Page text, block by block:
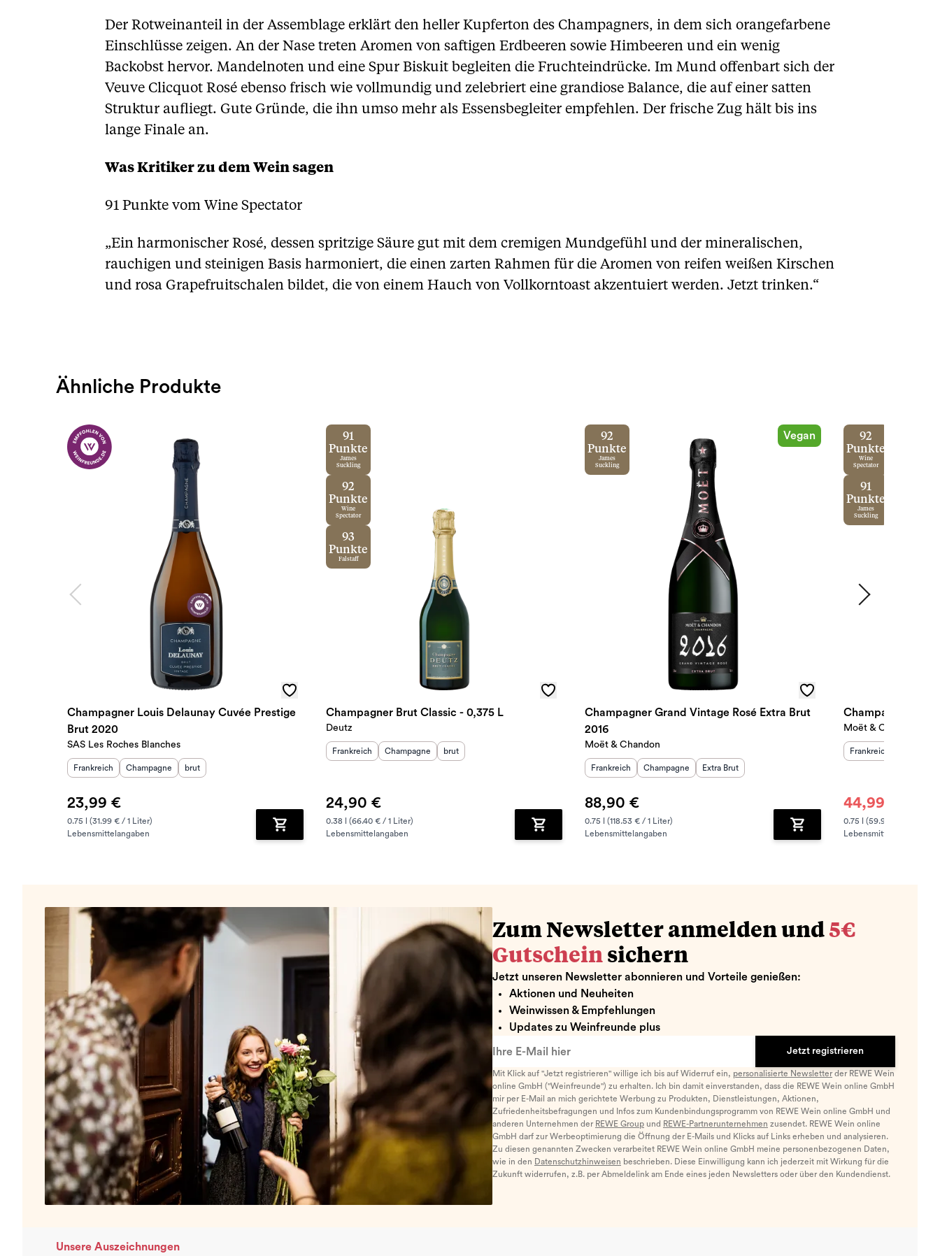
Der Rotweinanteil in der Assemblage erklärt den heller Kupferton des Champagners, in dem sich orangefarbene
Einschlüsse zeigen. An der Nase treten Aromen von saftigen Erdbeeren sowie Himbeeren und ein wenig
Backobst hervor. Mandelnoten und eine Spur Biskuit begleiten die Fruchteindrücke. Im Mund offenbart sich der
Veuve Clicquot Rosé ebenso frisch wie vollmundig und zelebriert eine grandiose Balance, die auf einer satten
Struktur aufliegt. Gute Gründe, die ihn umso mehr als Essensbegleiter empfehlen. Der frische Zug hält bis ins
lange Finale an.
Was Kritiker zu dem Wein sagen
91 Punkte vom Wine Spectator
„Ein harmonischer Rosé, dessen spritzige Säure gut mit dem cremigen Mundgefühl und der mineralischen,
rauchigen und steinigen Basis harmoniert, die einen zarten Rahmen für die Aromen von reifen weißen Kirschen
und rosa Grapefruitschalen bildet, die von einem Hauch von Vollkorntoast akzentuiert werden. Jetzt trinken.“
Ähnliche Produkte
Champagner Louis Delaunay Cuvée Prestige
Brut 2020
SAS Les Roches Blanches
Herkunftsland :
Frankreich Herkunftsregion:
Champagne Geschmack
brut
23,99 €
0.75 l (31.99 € / 1 Liter)
Lebensmittelangaben
Zum Warenkorb hinzufügen
91
Punkte
James
Suckling
92
Punkte
Wine
Spectator
93
Punkte
Falstaff
Champagner Brut Classic - 0,375 L
Deutz
Herkunftsland :
Frankreich Herkunftsregion:
Champagne Geschmack
brut
24,90 €
0.38 l (66.40 € / 1 Liter)
Lebensmittelangaben
Zum Warenkorb hinzufügen
92
Punkte
James
Suckling
Vegan
Champagner Grand Vintage Rosé Extra Brut
2016
Moët & Chandon
Herkunftsland :
Frankreich Herkunftsregion:
Champagne Geschmack
Extra Brut
88,90 €
0.75 l (118.53 € / 1 Liter)
Lebensmittelangaben
Zum Warenkorb hinzufügen
92
Punkte
Wine
Spectator
91
Punkte
James
Suckling
Champagner
Moët & Chandon
Herkunftsland
Frankreich
44,99 €
0.75 l (59.99 € / 1 Liter)
Lebensmittelangaben
Zum Newsletter anmelden und 5€
Gutschein sichern
Jetzt unseren Newsletter abonnieren und Vorteile genießen:
Aktionen und Neuheiten
Weinwissen & Empfehlungen
Updates zu Weinfreunde plus
Jetzt registrieren
Mit Klick auf "Jetzt registrieren" willige ich bis auf Widerruf ein, personalisierte Newsletterder REWE Wein
online GmbH ("Weinfreunde") zu erhalten. Ich bin damit einverstanden, dass die REWE Wein online GmbH
mir per E-Mail an mich gerichtete Werbung zu Produkten, Dienstleistungen, Aktionen,
Zufriedenheitsbefragungen und Infos zum Kundenbindungsprogramm von REWE Wein online GmbH und
anderen Unternehmen der REWE Group und REWE-Partnerunternehmen zusendet. REWE Wein online
GmbH darf zur Werbeoptimierung die Öffnung der E-Mails und Klicks auf Links erheben und analysieren.
Zu diesen genannten Zwecken verarbeitet REWE Wein online GmbH meine personenbezogenen Daten,
wie in den Datenschutzhinweisen beschrieben. Diese Einwilligung kann ich jederzeit mit Wirkung für die
Zukunft widerrufen, z.B. per Abmeldelink am Ende eines jeden Newsletters oder über den Kundendienst.
Unsere Auszeichnungen